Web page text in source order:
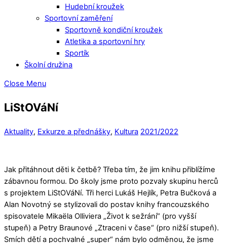
Hudební kroužek
Sportovní zaměření
Sportovně kondiční kroužek
Atletika a sportovní hry
Sportík
Školní družina
Close Menu
LiStOVáNí
Aktuality, Exkurze a přednášky, Kultura 2021/2022
Jak přitáhnout děti k četbě? Třeba tím, že jim knihu přiblížíme
zábavnou formou. Do školy jsme proto pozvaly skupinu herců
s projektem LiStOVáNí. Tři herci Lukáš Hejlík, Petra Bučková a
Alan Novotný se stylizovali do postav knihy francouzského
spisovatele Mikaëla Olliviera „Život k sežrání“ (pro vyšší
stupeň) a Petry Braunové „Ztraceni v čase“ (pro nižší stupeň).
Smích dětí a pochvalné „super“ nám bylo odměnou, že jsme